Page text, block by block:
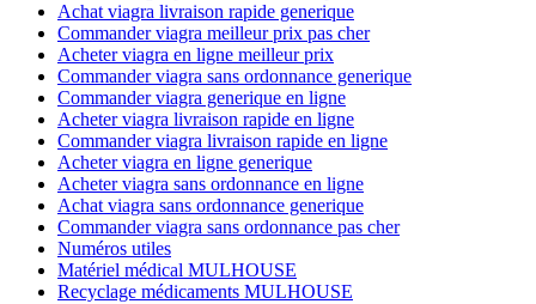
Achat viagra livraison rapide generique
Commander viagra meilleur prix pas cher
Acheter viagra en ligne meilleur prix
Commander viagra sans ordonnance generique
Commander viagra generique en ligne
Acheter viagra livraison rapide en ligne
Commander viagra livraison rapide en ligne
Acheter viagra en ligne generique
Acheter viagra sans ordonnance en ligne
Achat viagra sans ordonnance generique
Commander viagra sans ordonnance pas cher
Numéros utiles
Matériel médical MULHOUSE
Recyclage médicaments MULHOUSE